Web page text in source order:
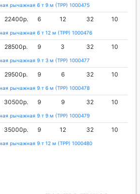
рычажная 6 т 9 м (ТРР) 1000475
22400р. 6 12 32 10
рычажная 6 т 12 м (ТРР) 1000476
28500р. 9 3 32 10
рычажная 9 т 3 м (ТРР) 1000477
29500р. 9 6 32 10
рычажная 9 т 6 м (ТРР) 1000478
30500р. 9 9 32 10
рычажная 9 т 9 м (ТРР) 1000479
35000р. 9 12 32 10
рычажная 9 т 12 м (ТРР) 1000480